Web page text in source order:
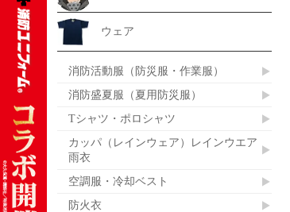
ウェア
消防活動服（防災服・作業服）
消防盛夏服（夏用防災服）
Tシャツ・ポロシャツ
カッパ（レインウェア）レインウエア
雨衣
空調服・冷却ベスト
防火衣